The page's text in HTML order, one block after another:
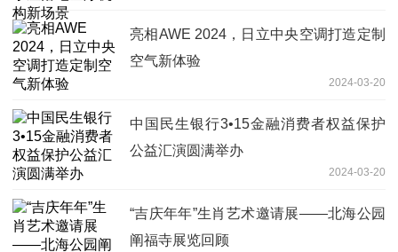
亮相AWE 2024，日立中央空调打造定制
空气新体验
2024-03-20
中国民生银行3•15金融消费者权益保护
公益汇演圆满举办
2024-03-20
“吉庆年年”生肖艺术邀请展——北海公园
阐福寺展览回顾